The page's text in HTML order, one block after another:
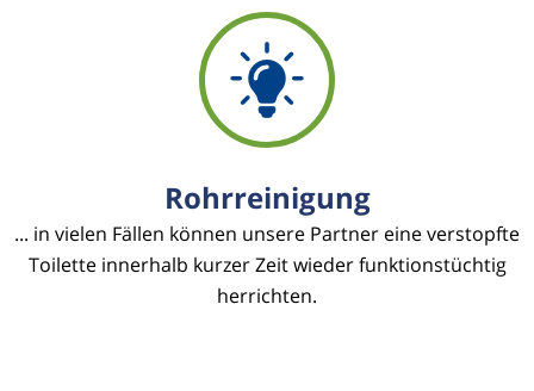
Rohrreinigung
... in vielen Fällen können unsere Partner eine verstopfte
Toilette innerhalb kurzer Zeit wieder funktionstüchtig
herrichten.